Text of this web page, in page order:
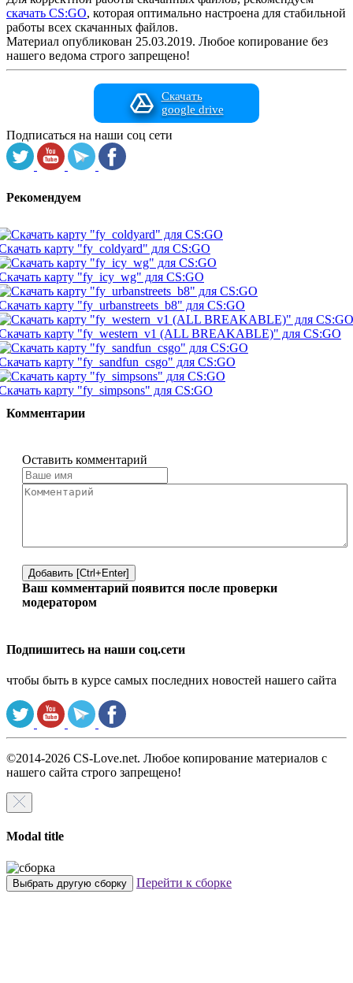
скачать CS:GO, которая оптимально настроена для стабильной
работы всех скачанных файлов.
Материал опубликован 25.03.2019. Любое копирование без
нашего ведома строго запрещено!
Скачать
google drive
Подписаться на наши соц сети
Рекомендуем
карту "fy_coldyard" для CS:GO
карту "fy_icy_wg" для CS:GO
карту "fy_urbanstreets_b8" для CS:GO
карту "fy_western_v1 (ALL BREAKABLE)" для CS:GO
карту "fy_sandfun_csgo" для CS:GO
карту "fy_simpsons" для CS:GO
Комментарии
Оставить комментарий
Добавить [Ctrl+Enter]
Ваш комментарий появится после проверки
модератором
Подпишитесь на наши соц.сети
чтобы быть в курсе самых последних новостей нашего сайта
©2014-2026 CS-Love.net. Любое копирование материалов с
нашего сайта строго запрещено!
Modal title
Выбрать другую сборку Перейти к сборке